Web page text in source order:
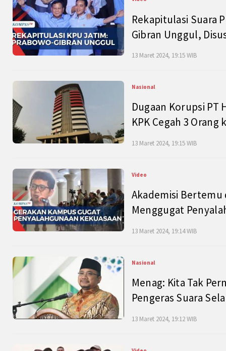
Rekapitulasi Suara
Gibran Unggul,
13 Maret 2024, 19:15 WIB
Nasional
Dugaan Korupsi PT
KPK Cegah 3 Orang
13 Maret 2024, 19:15 WIB
Video
Akademisi Bertemu
Menggugat
13 Maret 2024, 19:14 WIB
Nasional
Menag: Kita Tak
Pengeras Suara
13 Maret 2024, 19:12 WIB